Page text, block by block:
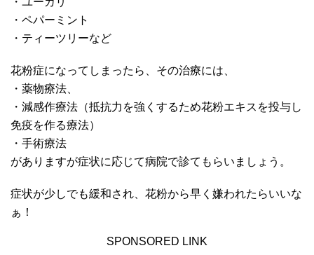
・ペパーミント
・ティーツリーなど
花粉症になってしまったら、その治療には、
・薬物療法、
・減感作療法（抵抗力を強くするため花粉エキスを投与し
免疫を作る療法）
・手術療法
がありますが症状に応じて病院で診てもらいましょう。
症状が少しでも緩和され、花粉から早く嫌われたらいいな
ぁ！
SPONSORED LINK